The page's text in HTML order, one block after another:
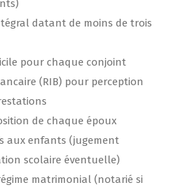
datant de moins de trois
pour chaque conjoint
(RIB) pour perception
de chaque époux
aux enfants (jugement
scolaire éventuelle)
matrimonial (notarié si